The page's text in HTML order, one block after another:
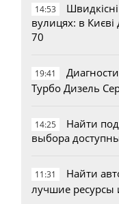
14:53
вулицях: в
70
19:41
Турбо Дизель
14:25
Найти
выбора
11:31
Найти
лучшие